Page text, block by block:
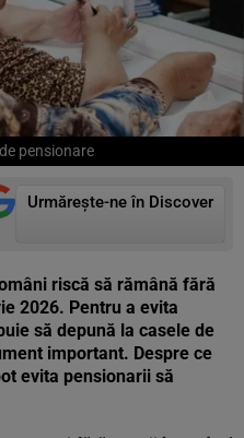
pensionare
Urmărește-ne în Discover
riscă să rămână fără
2026. Pentru a evita
să depună la casele de
important. Despre ce
evita pensionarii să